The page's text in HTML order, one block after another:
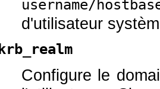
username/
d'utilisateur
krb_realm
Configure le